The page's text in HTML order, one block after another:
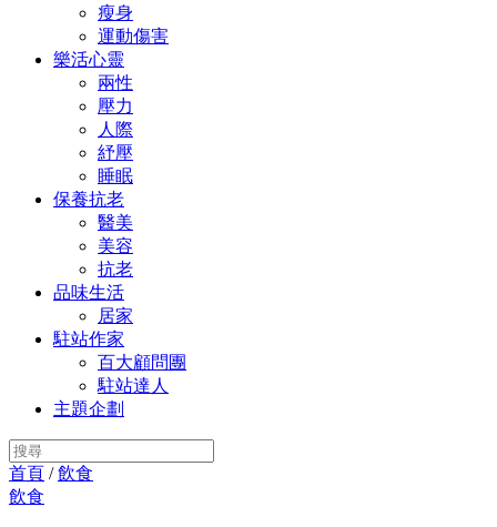
瘦身
運動傷害
樂活心靈
兩性
壓力
人際
紓壓
睡眠
保養抗老
醫美
美容
抗老
品味生活
居家
駐站作家
百大顧問團
駐站達人
主題企劃
首頁 /飲食
飲食